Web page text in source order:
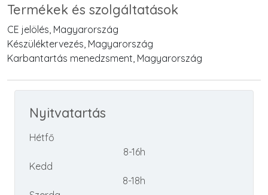
Termékek és szolgáltatások
CE jelölés, Magyarország
Készüléktervezés, Magyarország
Karbantartás menedzsment, Magyarország
Nyitvatartás
Hétfő
8-16h
Kedd
8-18h